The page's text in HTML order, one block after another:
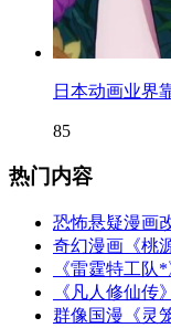
日本动画业界
85
热门内容
恐怖悬疑漫画
奇幻漫画《桃
《雷霆特工
《凡人修仙传
群像国漫《灵